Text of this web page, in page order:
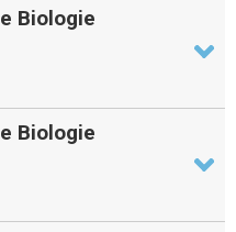
Biologie
Biologie